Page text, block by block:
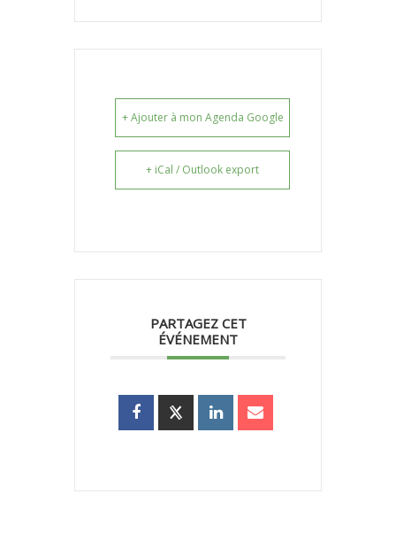
+ Ajouter à mon Agenda Google
+ iCal / Outlook export
PARTAGEZ CET
ÉVÉNEMENT